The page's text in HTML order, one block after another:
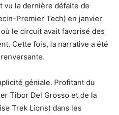
vu la dernière défaite de
Premier Tech) en janvier
le circuit avait favorisé des
Cette fois, la narrative a été
géniale. Profitant du
Tibor Del Grosso et de la
Trek Lions) dans les